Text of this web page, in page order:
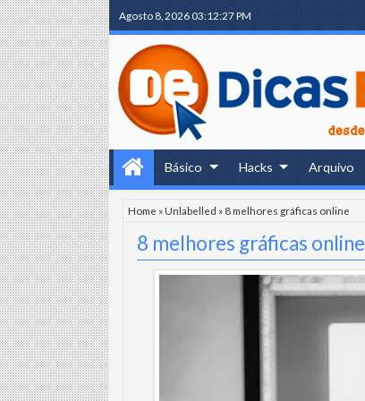
Agosto 8, 202603:12:28 PM
Básico Hacks Arquivo
Home »Unlabelled » 8 melhores gráficas online
8 melhores gráficas online